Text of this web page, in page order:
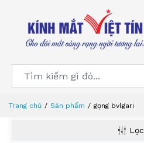
Trang chủ Sản phẩm gọng bvlgari
Lọc